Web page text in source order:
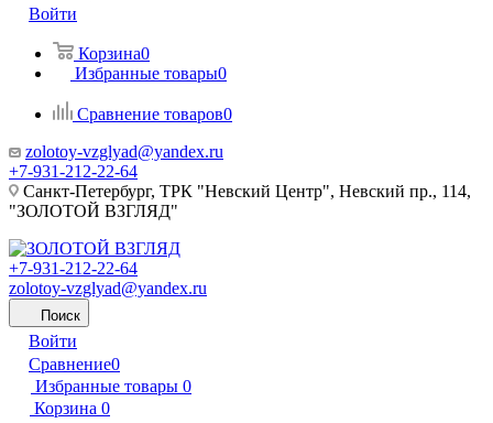
Войти
Корзина0
Избранные товары0
Сравнение товаров0
zolotoy-vzglyad@yandex.ru
+7-931-212-22-64
Санкт-Петербург, ТРК "Невский Центр", Невский пр., 114,
"ЗОЛОТОЙ ВЗГЛЯД"
+7-931-212-22-64
zolotoy-vzglyad@yandex.ru
Поиск
Войти
Сравнение0
Избранные товары 0
Корзина 0